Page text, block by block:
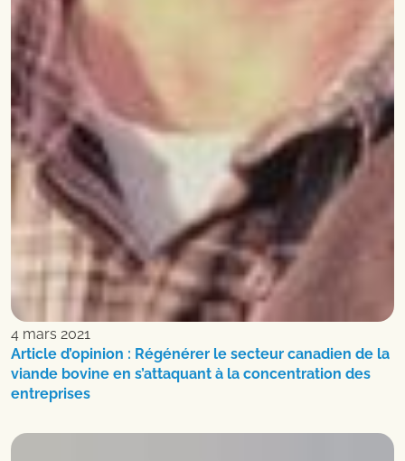
4 mars 2021
Article d’opinion : Régénérer le secteur canadien de la
viande bovine en s’attaquant à la concentration des
entreprises